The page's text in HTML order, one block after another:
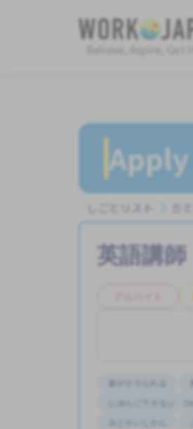
Believe, Aspire, Get
しごとリスト カ
英語講師
家がかりられる
にほんごできない OK